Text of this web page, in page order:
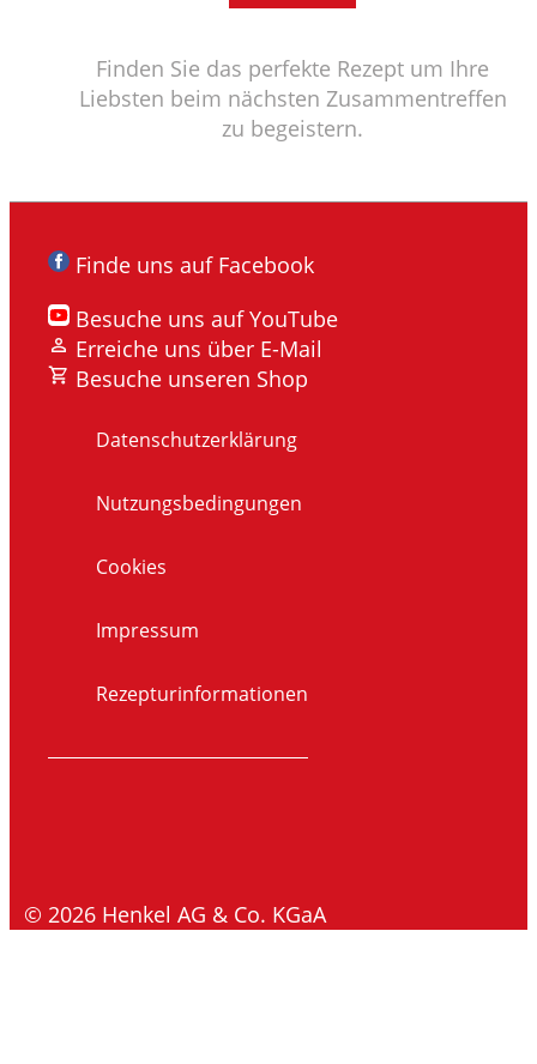
Finden Sie das perfekte Rezept um Ihre
Liebsten beim nächsten Zusammentreffen
zu begeistern.
Finde uns auf Facebook
Besuche uns auf YouTube
Erreiche uns über E-Mail
Besuche unseren Shop
Datenschutzerklärung
Nutzungsbedingungen
Cookies
Impressum
Rezepturinformationen
© 2026 Henkel AG & Co. KGaA